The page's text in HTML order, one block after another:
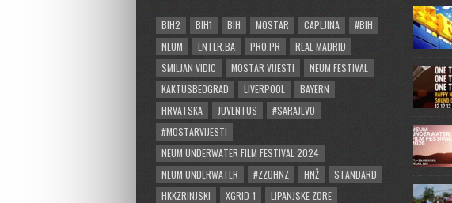
BIH2 BIH1 BIH MOSTAR CAPLJINA
#BIH
NEUM
ENTER.BA PRO.PR
REAL MADRID
SMILJAN VIDIC
MOSTAR VIJESTI
NEUM FESTIVAL
KAKTUSBEOGRAD
LIVERPOOL
BAYERN
HRVATSKA
JUVENTUS
#SARAJEVO
#MOSTARVIJESTI
NEUM UNDERWATER FILM FESTIVAL 2024
NEUM UNDERWATER
#ZZOHNZ HNŽ
STANDARD
HKKZRINJSKI
XGRID-1 LIPANJSKE ZORE